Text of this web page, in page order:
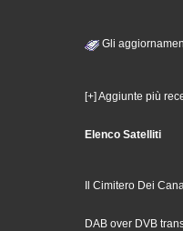
Gli
[+] Aggiunte più
Elenco Satelliti
Il Cimitero Dei
DAB over DVB